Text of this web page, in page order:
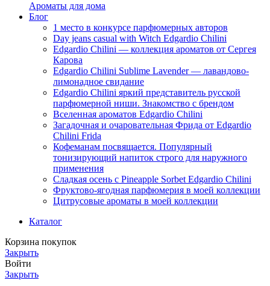
Ароматы для дома
Блог
1 место в конкурсе парфюмерных авторов
Day jeans casual with Witch Edgardio Chilini
Edgardio Chilini — коллекция ароматов от Сергея
Карова
Edgardio Chilini Sublime Lavender — лавандово-
лимонадное свидание
Edgardio Chilini яркий представитель русской
парфюмерной ниши. Знакомство с брендом
Вселенная ароматов Edgardio Chilini
Загадочная и очаровательная Фрида от Edgardio
Chilini Frida
Кофеманам посвящается. Популярный
тонизирующий напиток строго для наружного
применения
Сладкая осень с Pineapple Sorbet Edgardio Chilini
Фруктово-ягодная парфюмерия в моей коллекции
​Цитрусовые ароматы в моей коллекции
Каталог
Корзина покупок
Закрыть
Войти
Закрыть